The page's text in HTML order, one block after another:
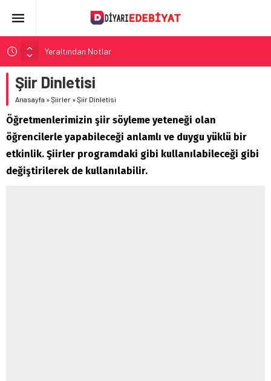
Yeraltından Notlar
Aylak Adam
Zebercet
Demiryolu Hikâyecileri
Korkuyu Beklerken
Şiir Dinletisi
Anasayfa »Şiirler »Şiir Dinletisi
Öğretmenlerimizin şiir söyleme yeteneği olan
öğrencilerle yapabileceği anlamlı ve duygu yüklü bir
etkinlik. Şiirler programdaki gibi kullanılabileceği gibi
değiştirilerek de kullanılabilir.